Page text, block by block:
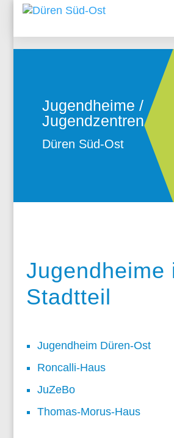
Jugendheime /
Jugendzentren
Düren Süd-Ost
Jugendheime
Stadtteil
Jugendheim Düren-Ost
Roncalli-Haus
JuZeBo
Thomas-Morus-Haus